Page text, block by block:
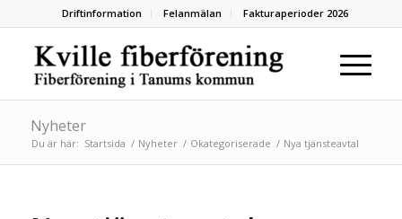
Driftinformation Felanmälan Fakturaperioder 2026
Nyheter
Du är här: Startsida / Nyheter / Okategoriserade / Nya tjänsteavtal